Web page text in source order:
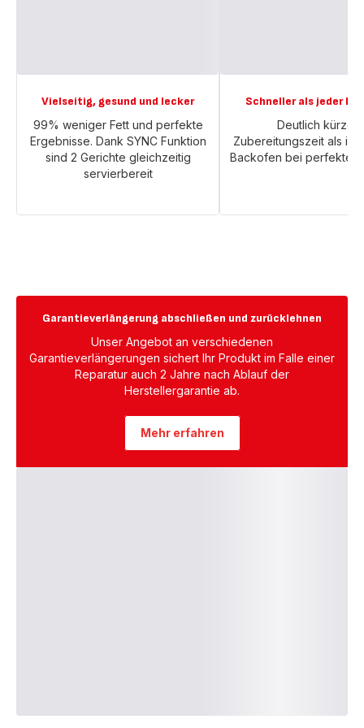
Vielseitig, gesund und lecker
99% weniger Fett und perfekte
Ergebnisse. Dank SYNC Funktion
sind 2 Gerichte gleichzeitig
servierbereit
Schneller als jeder
Deutlich
Zubereitungszeit als im
Backofen bei perfektem
Garantieverlängerung abschließen und zurücklehnen
Unser Angebot an verschiedenen
Garantieverlängerungen sichert Ihr Produkt im Falle einer
Reparatur auch 2 Jahre nach Ablauf der
Herstellergarantie ab.
Mehr erfahren